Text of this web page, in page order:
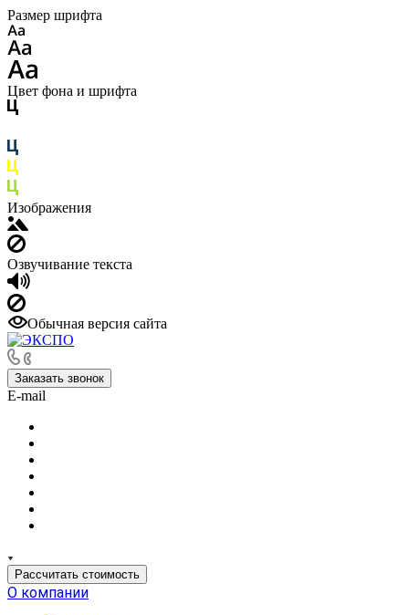
Размер шрифта
Цвет фона и шрифта
Изображения
Озвучивание текста
Обычная версия сайта
Заказать звонок
E-mail
Рассчитать стоимость
О компании